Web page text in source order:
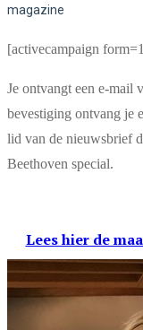
magazine
[activecampaign
Je ontvangt een e-mail
bevestiging ontvang je
lid van de nieuwsbrief
Beethoven special.
Lees hier de